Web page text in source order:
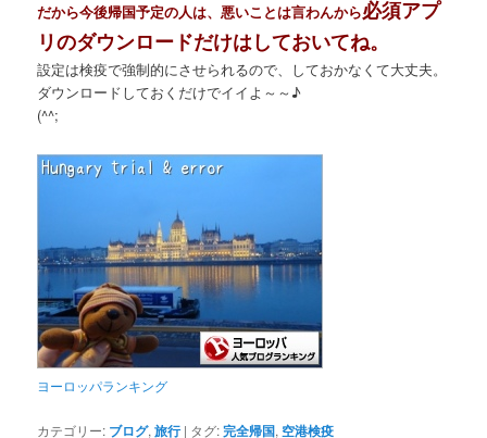
だから今後帰国予定の人は、悪いことは言わんから必須アプ
リのダウンロードだけはしておいてね。
設定は検疫で強制的にさせられるので、しておかなくて大丈夫。
ダウンロードしておくだけでイイよ～～♪
(^^;
ヨーロッパランキング
カテゴリー: ブログ,旅行 | タグ:完全帰国, 空港検疫